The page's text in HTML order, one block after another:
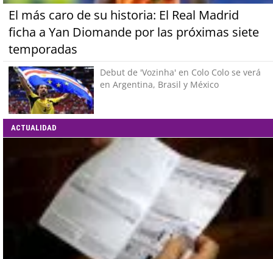
El más caro de su historia: El Real Madrid
ficha a Yan Diomande por las próximas siete
temporadas
Debut de 'Vozinha' en Colo Colo se verá
en Argentina, Brasil y México
ACTUALIDAD